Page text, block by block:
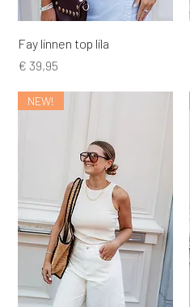
Fay linnen top lila
Prijs
€ 39,95
NEW!